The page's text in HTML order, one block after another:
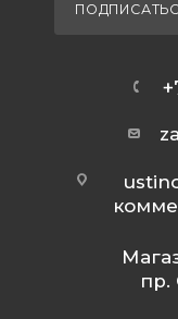
пр.